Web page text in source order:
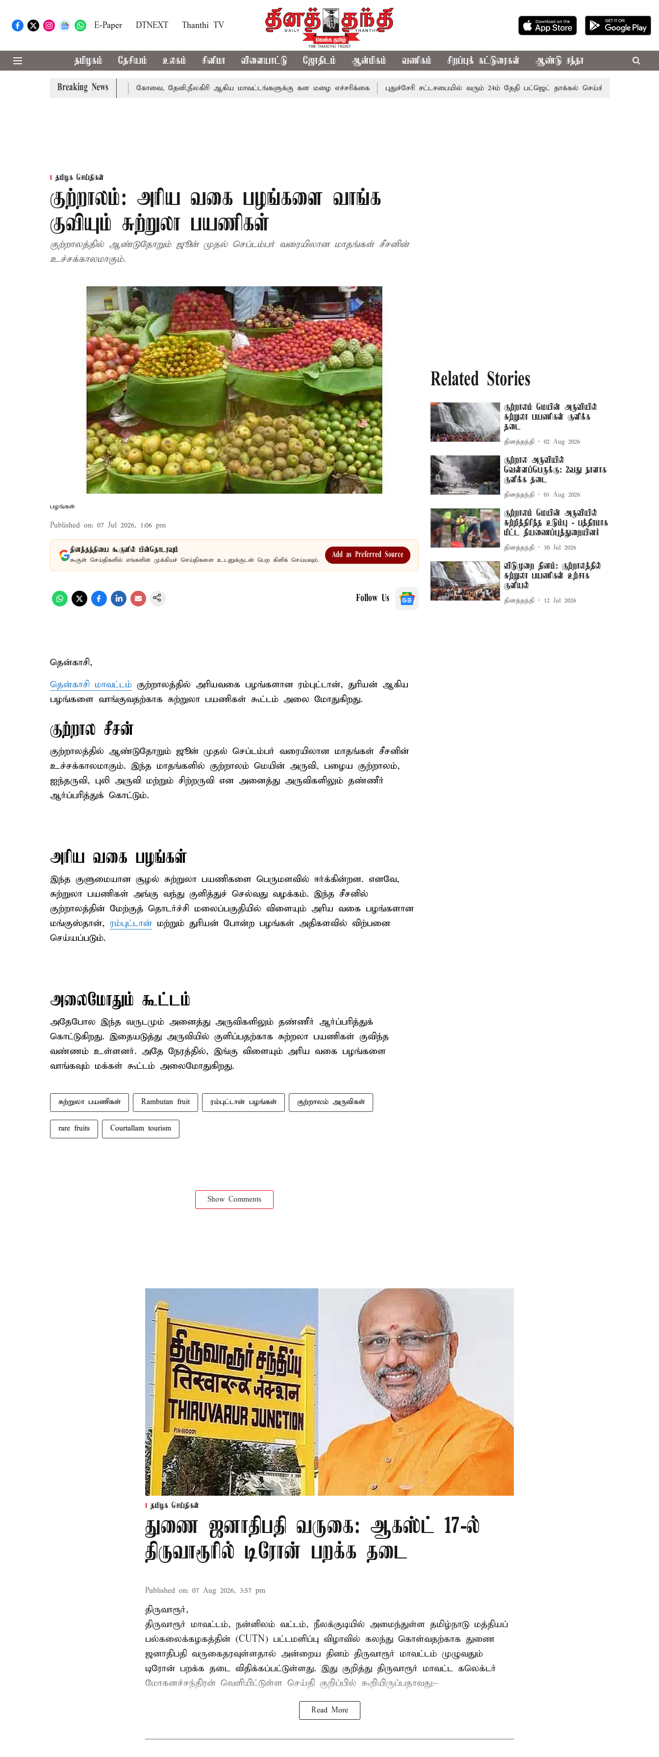
E-Paper DTNEXT Thanthi TV
தமிழகம் தேசியம் உலகம் சினிமா விளையாட்டு ஜோதிடம் ஆன்மிகம் வணிகம் சிறப்புக் கட்டுரைகள் ஆண்டு சந்தா
Breaking News
வாபஸ் பெற்றார் சங்கீதா கோவை, தேனி,நீலகிரி ஆகிய மாவட்டங்களுக்கு கன மழை எச்சரிக்கை புதுச்சேரி சட்டசபையில் வரும் 24ம் தேதி பட்ஜெட் தாக்கல் செய்கிறார் முதல்-அமைச்சர்
தமிழக செய்திகள்
குற்றாலம்: அரிய வகை பழங்களை வாங்க
குவியும் சுற்றுலா பயணிகள்
குற்றாலத்தில் ஆண்டுதோறும் ஜூன் முதல் செப்டம்பர் வரையிலான மாதங்கள் சீசனின்
உச்சக்காலமாகும்.
பழங்கள்
Published on: 07 Jul 2026, 1:06 pm
தினத்தந்தியை கூகுளில் பின்தொடரவும்
கூகுள் செய்திகளில் எங்களின் முக்கியச் செய்திகளை உடனுக்குடன் பெற கிளிக் செய்யவும்.
Add as Preferred Source
Follow Us
தென்காசி,
தென்காசி மாவட்டம் குற்றாலத்தில் அரியவகை பழங்களான ரம்புட்டான், துரியன் ஆகிய
பழங்களை வாங்குவதற்காக சுற்றுலா பயணிகள் கூட்டம் அலை மோதுகிறது.
குற்றால சீசன்
குற்றாலத்தில் ஆண்டுதோறும் ஜூன் முதல் செப்டம்பர் வரையிலான மாதங்கள் சீசனின்
உச்சக்காலமாகும். இந்த மாதங்களில் குற்றாலம் மெயின் அருவி, பழைய குற்றாலம்,
ஐந்தருவி, புலி அருவி மற்றும் சிற்றருவி என அனைத்து அருவிகளிலும் தண்ணீர்
ஆர்ப்பரித்துக் கொட்டும்.
அரிய வகை பழங்கள்
இந்த குளுமையான சூழல் சுற்றுலா பயணிகளை பெருமளவில் ஈர்க்கின்றன. எனவே,
சுற்றுலா பயணிகள் அங்கு வந்து குளித்துச் செல்வது வழக்கம். இந்த சீசனில்
குற்றாலத்தின் மேற்குத் தொடர்ச்சி மலைப்பகுதியில் விளையும் அரிய வகை பழங்களான
மங்குஸ்தான், ரம்புட்டான் மற்றும் துரியன் போன்ற பழங்கள் அதிகளவில் விற்பனை
செய்யப்படும்.
அலைமோதும் கூட்டம்
அதேபோல இந்த வருடமும் அனைத்து அருவிகளிலும் தண்ணீர் ஆர்ப்பரித்துக்
கொட்டுகிறது. இதையடுத்து அருவியில் குளிப்பதற்காக சுற்றலா பயணிகள் குவிந்த
வண்ணம் உள்ளனர். அதே நேரத்தில், இங்கு விளையும் அரிய வகை பழங்களை
வாங்கவும் மக்கள் கூட்டம் அலைமோதுகிறது.
சுற்றுலா பயணிகள் Rambutan fruit ரம்புட்டான் பழங்கள் குற்றாலம் அருவிகள்
rare fruits Courtallam tourism
Show Comments
Related Stories
குற்றாலம் மெயின் அருவியில்
சுற்றுலா பயணிகள் குளிக்க
தடை
தினத்தந்தி 02 Aug 2026
குற்றால அருவியில்
வெள்ளப்பெருக்கு: 2வது நாளாக
குளிக்க தடை
தினத்தந்தி 01 Aug 2026
குற்றாலம் மெயின் அருவியில்
சுற்றித்திரிந்த உடும்பு - பத்திரமாக
மீட்ட தீயணைப்புத்துறையினர்
தினத்தந்தி 30 Jul 2026
விடுமுறை தினம்: குற்றாலத்தில்
சுற்றுலா பயணிகள் உற்சாக
குளியல்
தினத்தந்தி 12 Jul 2026
தமிழக செய்திகள்
துணை ஜனாதிபதி வருகை: ஆகஸ்ட் 17-ல்
திருவாரூரில் டிரோன் பறக்க தடை
Published on: 07 Aug 2026, 3:57 pm
திருவாரூர்,
திருவாரூர் மாவட்டம், நன்னிலம் வட்டம், நீலக்குடியில் அமைந்துள்ள தமிழ்நாடு மத்தியப்
பல்கலைக்கழகத்தின் (CUTN) பட்டமளிப்பு விழாவில் கலந்து கொள்வதற்காக துணை
ஜனாதிபதி வருகைதரவுள்ளதால் அன்றைய தினம் திருவாரூர் மாவட்டம் முழுவதும்
டிரோன் பறக்க தடை விதிக்கப்பட்டுள்ளது. இது குறித்து திருவாரூர் மாவட்ட கலெக்டர்
மோகனச்சந்திரன் வெளியிட்டுள்ள செய்தி குறிப்பில் கூறியிருப்பதாவது:-
Read More